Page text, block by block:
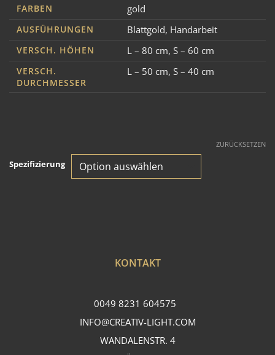
FARBEN gold
AUSFÜHRUNGEN Blattgold, Handarbeit
VERSCH. HÖHEN L – 80 cm, S – 60 cm
VERSCH.
DURCHMESSER
L – 50 cm, S – 40 cm
Spezifizierung
ZURÜCKSETZEN
KONTAKT
0049 8231 604575
INFO@CREATIV-LIGHT.COM
WANDALENSTR. 4